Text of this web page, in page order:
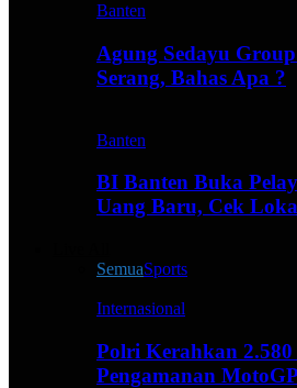
Banten
Agung Sedayu
Serang, Bahas Apa ?
Banten
BI Banten Buka
Uang Baru, Cek
SemuaSports
Internasional
Polri Kerahkan 2.580
Pengamanan